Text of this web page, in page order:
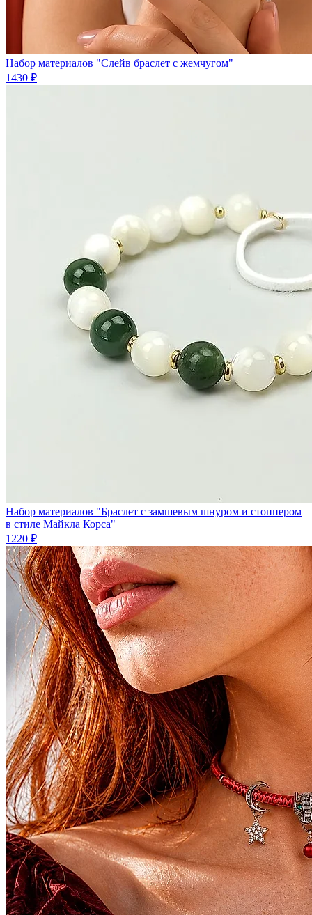
Набор материалов "Слейв браслет с жемчугом"
1430 ₽
Набор материалов "Браслет с замшевым шнуром и стоппером
в стиле Майкла Корса"
1220 ₽